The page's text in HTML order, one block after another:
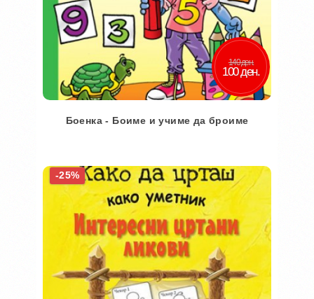
140 ден.
100 ден.
Боенка - Боиме и учиме да броиме
Во кошничка
Додај во желби
Додај за споредба
-25%